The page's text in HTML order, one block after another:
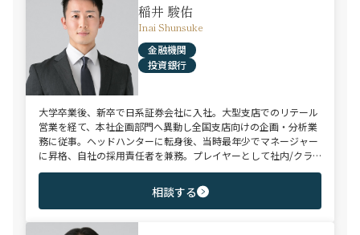
稲井 駿佑
Inai Shunsuke
金融機関
投資銀行
大学卒業後、新卒で日系証券会社に入社。大型支店でのリテール
営業を経て、本社企画部門へ異動し全国支店向けの企画・分析業
務に従事。ヘッドハンターに転身後、当時最年少でマネージャー
に昇格、自社の採用責任者を兼務。プレイヤーとして社内/クラ
イアント企業両方で受賞実績あり。 外資/日系を問わずグローバ
ルマーケッツ/投資銀行/リテールをカバーし、中でもアナリスト/
ストラテジスト/エコノミスト/機関投資家セールスのご支援を専
門とする。証券会社での実務経験、面接官など採用企業側の経験
を活かしたご支援が可能。
相談する